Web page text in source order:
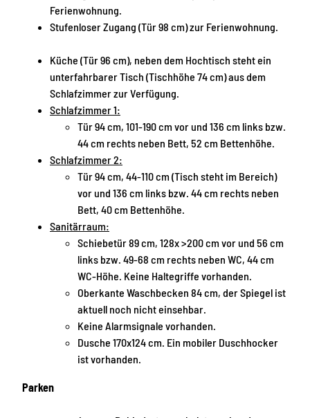
Ferienwohnung.
Stufenloser Zugang (Tür 98 cm) zur Ferienwohnung.
Küche (Tür 96 cm), neben dem Hochtisch steht ein
unterfahrbarer Tisch (Tischhöhe 74 cm) aus dem
Schlafzimmer zur Verfügung.
Schlafzimmer 1:
Tür 94 cm, 101-190 cm vor und 136 cm links bzw.
44 cm rechts neben Bett, 52 cm Bettenhöhe.
Schlafzimmer 2:
Tür 94 cm, 44-110 cm (Tisch steht im Bereich)
vor und 136 cm links bzw. 44 cm rechts neben
Bett, 40 cm Bettenhöhe.
Sanitärraum:
Schiebetür 89 cm, 128x >200 cm vor und 56 cm
links bzw. 49-68 cm rechts neben WC, 44 cm
WC-Höhe. Keine Haltegriffe vorhanden.
Oberkante Waschbecken 84 cm, der Spiegel ist
aktuell noch nicht einsehbar.
Keine Alarmsignale vorhanden.
Dusche 170x124 cm. Ein mobiler Duschhocker
ist vorhanden.
Parken